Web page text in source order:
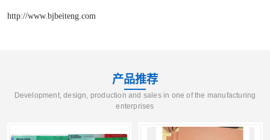
http://www.bjbeiteng.com
产品推荐
Development, design, production and sales in one of the manufacturing
enterprises